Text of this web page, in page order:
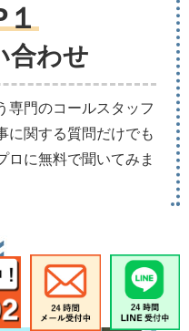
１
合わせ
専門のコールスタッフ
に関する質問だけでも
ロに無料で聞いてみま